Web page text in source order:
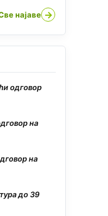
најаве →
одговор
на
на
до 39